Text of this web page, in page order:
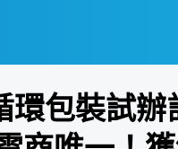
包裝試辦